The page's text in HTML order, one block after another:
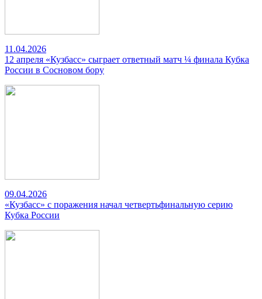
11.04.2026
12 апреля «Кузбасс» сыграет ответный матч ¼ финала Кубка
России в Сосновом бору
09.04.2026
«Кузбасс» с поражения начал четвертьфинальную серию
Кубка России